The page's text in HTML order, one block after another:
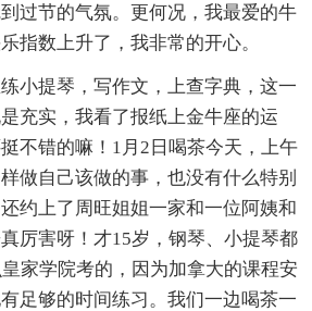
过节的气氛。更何况，我最爱的牛
指数上升了，我非常的开心。
小提琴，写作文，上查字典，这一
充实，我看了报纸上金牛座的运
不错的嘛！1月2日喝茶今天，上午
做自己该做的事，也没有什么特别
约上了周旺姐姐一家和一位阿姨和
厉害呀！才15岁，钢琴、小提琴都
家学院考的，因为加拿大的课程安
足够的时间练习。我们一边喝茶一